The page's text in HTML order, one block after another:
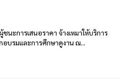
นะการเสนอราคา จ้างเหมาให้บริการ
อบรมและการศึกษาดูงาน ณ...